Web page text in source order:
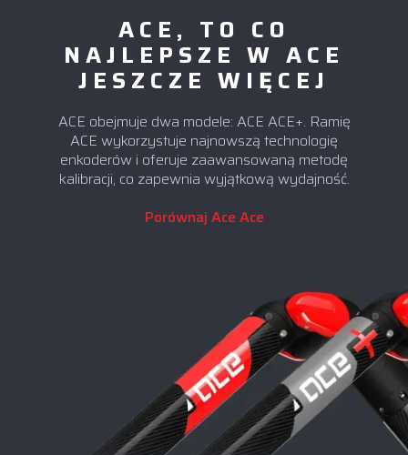
ACE, TO CO
NAJLEPSZE W ACE
JESZCZE WIĘCEJ
ACE obejmuje dwa modele: ACE ACE+. Ramię
ACE wykorzystuje najnowszą technologię
enkoderów i oferuje zaawansowaną metodę
kalibracji, co zapewnia wyjątkową wydajność.
Porównaj Ace Ace